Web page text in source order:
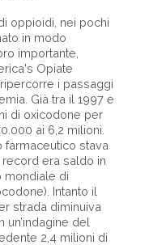
oppioidi, nei pochi
in modo
importante,
Opiate
i passaggi
Già tra il 1997 e
di oxicodone per
ai 6,2 milioni.
stava
era saldo in
mondiale di
Intanto il
strada diminuiva
un’indagine del
2,4 milioni di